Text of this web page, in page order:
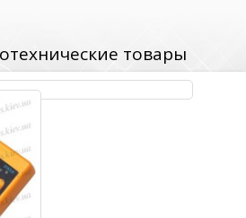
товары